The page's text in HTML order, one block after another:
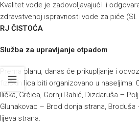
Kvalitet vode je zadovoljavajući i
zdravstvenoj ispravnosti vode za piće (Sl.
RJ ČISTOĆA
Služba za upravljanje otpadom
Prema planu, danas će prikupljanje i
fizičkih lica biti organizovano u naseljima:
Ilićka, Grčica, Gornji Rahić, Dizdaruša –
Gluhakovac – Brod donja strana,
lijeva strana.